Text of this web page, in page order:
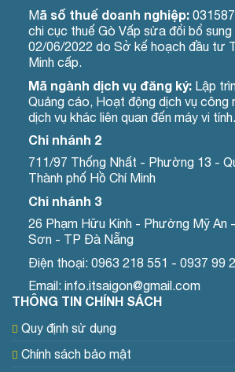
Mã số thuế doanh nghiệp:
chi cục thuế Gò Vấp sửa đổi bổ sung
02/06/2022 do Sở kế hoạch đầu tư
Minh cấp.
Mã ngành dịch vụ đăng ký:Lập
Quảng cáo, Hoạt động dịch vụ công
dịch vụ khác liên quan đến máy vi tính.
Chi nhánh 2
711/97 Thống Nhất - Phường 13 -
Thành phố Hồ Chí Minh
Chi nhánh 3
26 Phạm Hữu Kính - Phường Mỹ An
Sơn - TP Đà Nẵng
Điện thoại: 0963 218 551 - 0937 99
Email: info.itsaigon@gmail.com
THÔNG TIN CHÍNH SÁCH
Quy định sử dụng
Chính sách bảo mật